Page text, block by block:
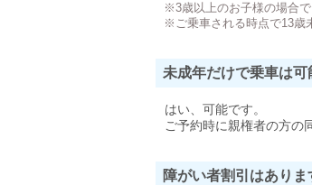
※3歳以上のお子様の場合
※ご乗車される時点で13歳
未成年だけで乗車は可
はい、可能です。
ご予約時に親権者の方の
障がい者割引はありま